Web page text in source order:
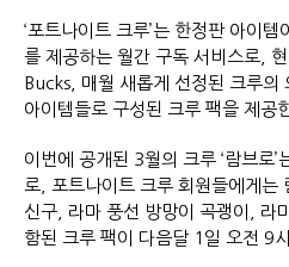
‘포트나이트 크루’는 한정판 아이템
를 제공하는 월간 구독 서비스로,
Bucks, 매월 새롭게 선정된 크루의
아이템들로 구성된 크루 팩을 제
이번에 공개된 3월의 크루 ‘람브로
로, 포트나이트 크루 회원들에게는
신구, 라마 풍선 방망이 곡괭이, 라
함된 크루 팩이 다음달 1일 오전